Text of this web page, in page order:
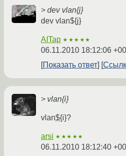
> dev vlan{j}
dev vlan${j}
AITap ★★★★★
06.11.2010 18:12:06
Показать ответ
> vlan{i}
vlan${i}?
arsi ★★★★★
06.11.2010 18:12:40